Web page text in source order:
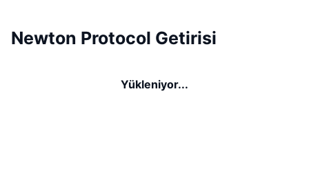
Newton Protocol Getirisi
Yükleniyor...